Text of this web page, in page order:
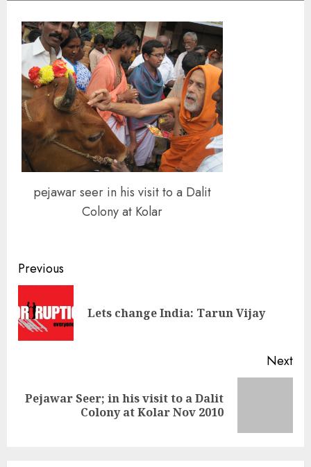
pejawar seer in his visit to a Dalit
Colony at Kolar
Continue
Reading
Previous
Lets change India: Tarun Vijay
Next
Next
Pejawar Seer; in his visit to a Dalit
Colony at Kolar Nov 2010